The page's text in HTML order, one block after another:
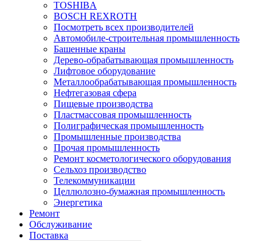
TOSHIBA
BOSCH REXROTH
Посмотреть всех производителей
Автомобиле-строительная промышленность
Башенные краны
Дерево-обрабатывающая промышленность
Лифтовое оборудование
Металлообрабатывающая промышленность
Нефтегазовая сфера
Пищевые производства
Пластмассовая промышленность
Полиграфическая промышленность
Промышленные производства
Прочая промышленность
Ремонт косметологического оборудования
Сельхоз производство
Телекоммуникации
Целлюлозно-бумажная промышленность
Энергетика
Ремонт
Обслуживание
Поставка